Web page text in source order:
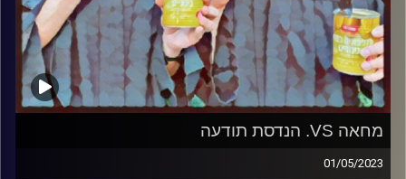
מחאה VS. הנדסת תודעה
01/05/2023